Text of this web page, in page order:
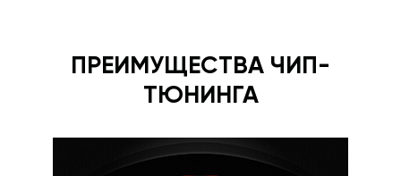
ПРЕИМУЩЕСТВА ЧИП-
ТЮНИНГА